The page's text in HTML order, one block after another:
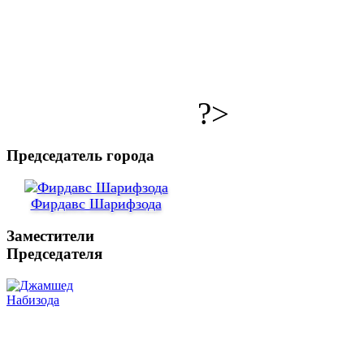
?>
Председатель города
Фирдавс Шарифзода
Заместители
Председателя